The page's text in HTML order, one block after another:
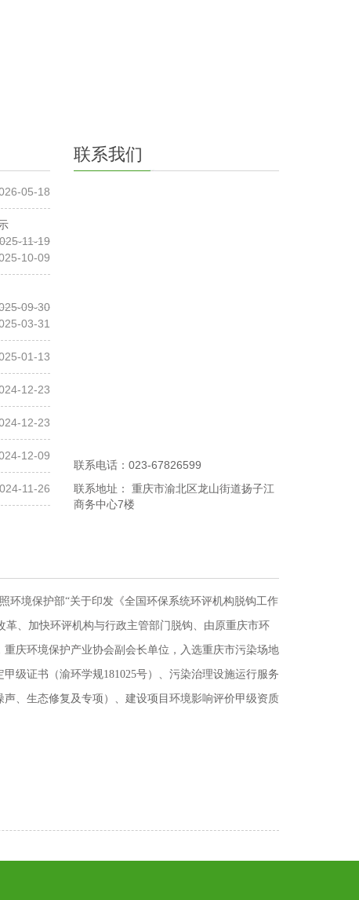
05-18
11-19
10-09
09-30
03-31
01-13
12-23
12-23
12-09
11-26
联系我们
联系电话：023-67826599
联系地址： 重庆市渝北区龙山街道扬子江
商务中心7楼
环境保护部“关于印发《全国环保系统环评机构脱钩工作
、加快环评机构与行政主管部门脱钩、由原重庆市环
庆环境保护产业协会副会长单位，入选重庆市污染场地
级证书（渝环学规181025号）、污染治理设施运行服务
、生态修复及专项）、建设项目环境影响评价甲级资质